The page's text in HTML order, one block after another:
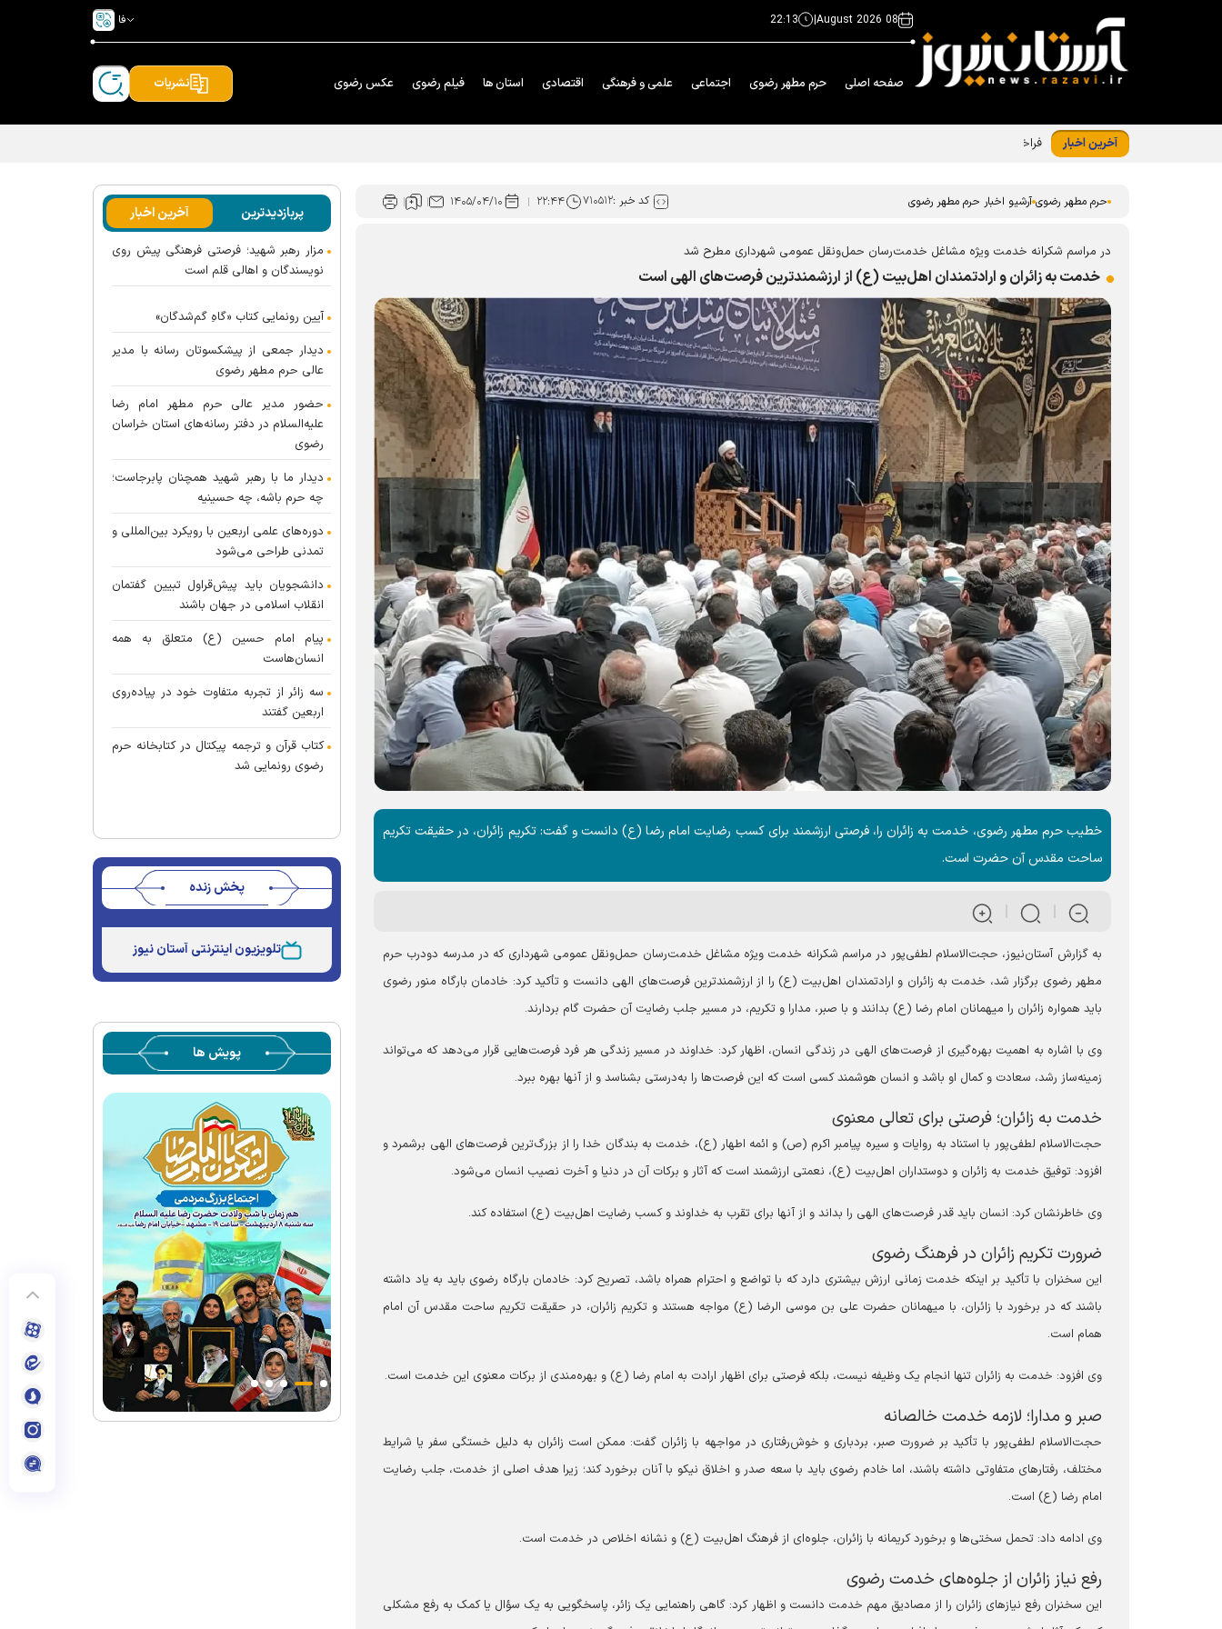
08 August 2026
|
22:13 فا
صفحه اصلی حرم مطهر رضوی اجتماعی علمی و فرهنگی اقتصادی استان ها فیلم رضوی عکس رضوی نشریات
آخرین اخبار فراخوان مشارکت زائران و مجاوران در طرح «خدمت در بهشت» حرم رضوی
حرم مطهر رضوی آرشیو اخبار حرم مطهر رضوی کد خبر :۷۱۰۵۱۲ ۲۲:۴۴ ۱۴۰۵/۰۴/۱۰
در مراسم شکرانه خدمت ویژه مشاغل خدمت‌رسان حمل‌ونقل عمومی شهرداری مطرح شد
خدمت به زائران و ارادتمندان اهل‌بیت (ع) از ارزشمندترین فرصت‌های الهی است
خطیب حرم مطهر رضوی، خدمت به زائران را، فرصتی ارزشمند برای کسب رضایت امام رضا (ع) دانست و گفت: تکریم زائران، در حقیقت تکریم
ساحت مقدس آن حضرت است.
به گزارش آستان‌نیوز، حجت‌الاسلام لطفی‌پور در مراسم شکرانه خدمت ویژه مشاغل خدمت‌رسان حمل‌ونقل عمومی شهرداری که در مدرسه دودرب حرم
مطهر رضوی برگزار شد، خدمت به زائران و ارادتمندان اهل‌بیت (ع) را از ارزشمندترین فرصت‌های الهی دانست و تأکید کرد: خادمان بارگاه منور رضوی
باید همواره زائران را میهمانان امام رضا (ع) بدانند و با صبر، مدارا و تکریم، در مسیر جلب رضایت آن حضرت گام بردارند.
وی با اشاره به اهمیت بهره‌گیری از فرصت‌های الهی در زندگی انسان، اظهار کرد: خداوند در مسیر زندگی هر فرد فرصت‌هایی قرار می‌دهد که می‌تواند
زمینه‌ساز رشد، سعادت و کمال او باشد و انسان هوشمند کسی است که این فرصت‌ها را به‌درستی بشناسد و از آنها بهره ببرد.
خدمت به زائران؛ فرصتی برای تعالی معنوی
حجت‌الاسلام لطفی‌پور با استناد به روایات و سیره پیامبر اکرم (ص) و ائمه اطهار (ع)، خدمت به بندگان خدا را از بزرگ‌ترین فرصت‌های الهی برشمرد و
افزود: توفیق خدمت به زائران و دوستداران اهل‌بیت (ع)، نعمتی ارزشمند است که آثار و برکات آن در دنیا و آخرت نصیب انسان می‌شود.
وی خاطرنشان کرد: انسان باید قدر فرصت‌های الهی را بداند و از آنها برای تقرب به خداوند و کسب رضایت اهل‌بیت (ع) استفاده کند.
ضرورت تکریم زائران در فرهنگ رضوی
این سخنران با تأکید بر اینکه خدمت زمانی ارزش بیشتری دارد که با تواضع و احترام همراه باشد، تصریح کرد: خادمان بارگاه رضوی باید به یاد داشته
باشند که در برخورد با زائران، با میهمانان حضرت علی بن موسی الرضا (ع) مواجه هستند و تکریم زائران، در حقیقت تکریم ساحت مقدس آن امام
همام است.
وی افزود: خدمت به زائران تنها انجام یک وظیفه نیست، بلکه فرصتی برای اظهار ارادت به امام رضا (ع) و بهره‌مندی از برکات معنوی این خدمت است.
صبر و مدارا؛ لازمه خدمت خالصانه
حجت‌الاسلام لطفی‌پور با تأکید بر ضرورت صبر، بردباری و خوش‌رفتاری در مواجهه با زائران گفت: ممکن است زائران به دلیل خستگی سفر یا شرایط
مختلف، رفتار‌های متفاوتی داشته باشند، اما خادم رضوی باید با سعه صدر و اخلاق نیکو با آنان برخورد کند؛ زیرا هدف اصلی از خدمت، جلب رضایت
امام رضا (ع) است.
وی ادامه داد: تحمل سختی‌ها و برخورد کریمانه با زائران، جلوه‌ای از فرهنگ اهل‌بیت (ع) و نشانه اخلاص در خدمت است.
رفع نیاز زائران از جلوه‌های خدمت رضوی
این سخنران رفع نیاز‌های زائران را از مصادیق مهم خدمت دانست و اظهار کرد: گاهی راهنمایی یک زائر، پاسخگویی به یک سؤال یا کمک به رفع مشکلی
پربازدیدترین آخرین اخبار
مزار رهبر شهید؛ فرصتی فرهنگی پیش روی
نویسندگان و اهالی قلم است
آیین رونمایی کتاب «گاهِ گم‌شدگان»
دیدار جمعی از پیشکسوتان رسانه با مدیر
عالی حرم مطهر رضوی
حضور مدیر عالی حرم مطهر امام رضا
علیه‌السلام در دفتر رسانه‌های استان خراسان
رضوی
دیدار ما با رهبر شهید همچنان پابرجاست؛
چه حرم باشه، چه حسینیه
دوره‌های علمی اربعین با رویکرد بین‌المللی و
تمدنی طراحی می‌شود
دانشجویان باید پیش‌قراول تبیین گفتمان
انقلاب اسلامی در جهان باشند
پیام امام حسین (ع) متعلق به همه
انسان‌هاست
سه زائر از تجربه متفاوت خود در پیاده‌روی
اربعین گفتند
کتاب قرآن و ترجمه پیکتال در کتابخانه حرم
رضوی رونمایی شد
پخش زنده
تلویزیون اینترنتی آستان نیوز
پویش ها